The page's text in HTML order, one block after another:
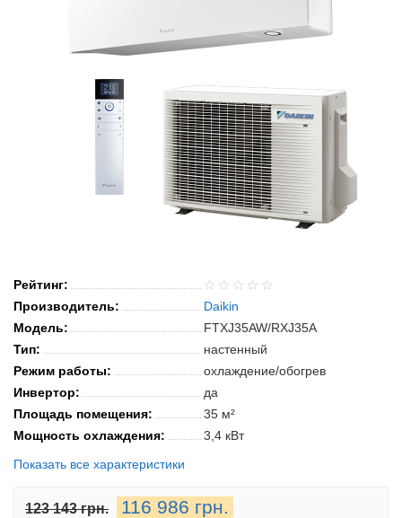
Рейтинг:
Производитель:
Daikin
Модель:
FTXJ35AW/RXJ35A
Тип:
настенный
Режим работы:
охлаждение/обогрев
Инвертор:
да
Площадь помещения:
35 м²
Мощность охлаждения:
3,4 кВт
Показать все характеристики
123 143 грн. 116 986 грн.